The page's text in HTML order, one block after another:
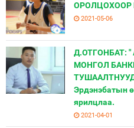
ОРОЛЦОХООР
2021-05-06
Д.ОТГОНБАТ:
МОНГОЛ
Эрдэнэбатын
ярилцлаа.
2021-04-01